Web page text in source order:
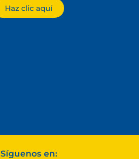
Haz clic aquí
Síguenos en: